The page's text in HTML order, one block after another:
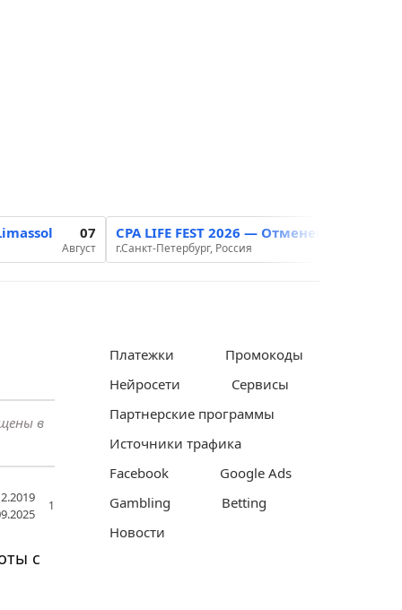
07
Август
CPA LIFE FEST 2026 — Отменена
г.Санкт-Петербург, Россия
в
1
с
Платежки
Промокоды
Нейросети
Сервисы
Партнерские программы
Источники трафика
Facebook
Google Ads
Gambling
Betting
Новости